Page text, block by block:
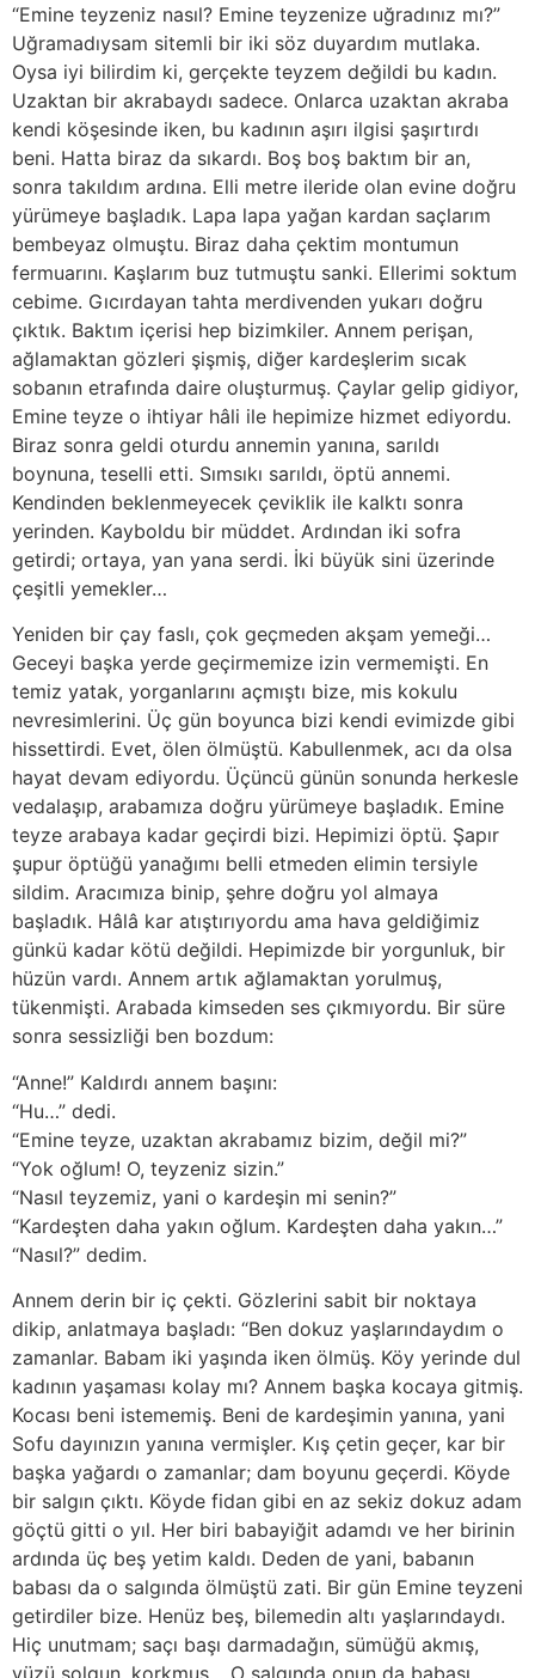
“Emine teyzeniz nasıl? Emine teyzenize uğradınız mı?”
Uğramadıysam sitemli bir iki söz duyardım mutlaka.
Oysa iyi bilirdim ki, gerçekte teyzem değildi bu kadın.
Uzaktan bir akrabaydı sadece. Onlarca uzaktan akraba
kendi köşesinde iken, bu kadının aşırı ilgisi şaşırtırdı
beni. Hatta biraz da sıkardı. Boş boş baktım bir an,
sonra takıldım ardına. Elli metre ileride olan evine doğru
yürümeye başladık. Lapa lapa yağan kardan saçlarım
bembeyaz olmuştu. Biraz daha çektim montumun
fermuarını. Kaşlarım buz tutmuştu sanki. Ellerimi soktum
cebime. Gıcırdayan tahta merdivenden yukarı doğru
çıktık. Baktım içerisi hep bizimkiler. Annem perişan,
ağlamaktan gözleri şişmiş, diğer kardeşlerim sıcak
sobanın etrafında daire oluşturmuş. Çaylar gelip gidiyor,
Emine teyze o ihtiyar hâli ile hepimize hizmet ediyordu.
Biraz sonra geldi oturdu annemin yanına, sarıldı
boynuna, teselli etti. Sımsıkı sarıldı, öptü annemi.
Kendinden beklenmeyecek çeviklik ile kalktı sonra
yerinden. Kayboldu bir müddet. Ardından iki sofra
getirdi; ortaya, yan yana serdi. İki büyük sini üzerinde
çeşitli yemekler…
Yeniden bir çay faslı, çok geçmeden akşam yemeği…
Geceyi başka yerde geçirmemize izin vermemişti. En
temiz yatak, yorganlarını açmıştı bize, mis kokulu
nevresimlerini. Üç gün boyunca bizi kendi evimizde gibi
hissettirdi. Evet, ölen ölmüştü. Kabullenmek, acı da olsa
hayat devam ediyordu. Üçüncü günün sonunda herkesle
vedalaşıp, arabamıza doğru yürümeye başladık. Emine
teyze arabaya kadar geçirdi bizi. Hepimizi öptü. Şapır
şupur öptüğü yanağımı belli etmeden elimin tersiyle
sildim. Aracımıza binip, şehre doğru yol almaya
başladık. Hâlâ kar atıştırıyordu ama hava geldiğimiz
günkü kadar kötü değildi. Hepimizde bir yorgunluk, bir
hüzün vardı. Annem artık ağlamaktan yorulmuş,
tükenmişti. Arabada kimseden ses çıkmıyordu. Bir süre
sonra sessizliği ben bozdum:
“Anne!” Kaldırdı annem başını:
“Hu…” dedi.
“Emine teyze, uzaktan akrabamız bizim, değil mi?”
“Yok oğlum! O, teyzeniz sizin.”
“Nasıl teyzemiz, yani o kardeşin mi senin?”
“Kardeşten daha yakın oğlum. Kardeşten daha yakın…”
“Nasıl?” dedim.
Annem derin bir iç çekti. Gözlerini sabit bir noktaya
dikip, anlatmaya başladı: “Ben dokuz yaşlarındaydım o
zamanlar. Babam iki yaşında iken ölmüş. Köy yerinde dul
kadının yaşaması kolay mı? Annem başka kocaya gitmiş.
Kocası beni istememiş. Beni de kardeşimin yanına, yani
Sofu dayınızın yanına vermişler. Kış çetin geçer, kar bir
başka yağardı o zamanlar; dam boyunu geçerdi. Köyde
bir salgın çıktı. Köyde fidan gibi en az sekiz dokuz adam
göçtü gitti o yıl. Her biri babayiğit adamdı ve her birinin
ardında üç beş yetim kaldı. Deden de yani, babanın
babası da o salgında ölmüştü zati. Bir gün Emine teyzeni
getirdiler bize. Henüz beş, bilemedin altı yaşlarındaydı.
Hiç unutmam; saçı başı darmadağın, sümüğü akmış,
yüzü solgun, korkmuş… O salgında onun da babası